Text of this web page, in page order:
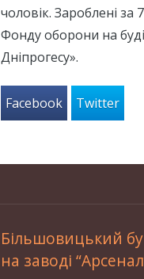
чоловік. Зароблені за
Фонду оборони на
Дніпрогесу».
Facebook Twitter
Більшовицький
на заводі